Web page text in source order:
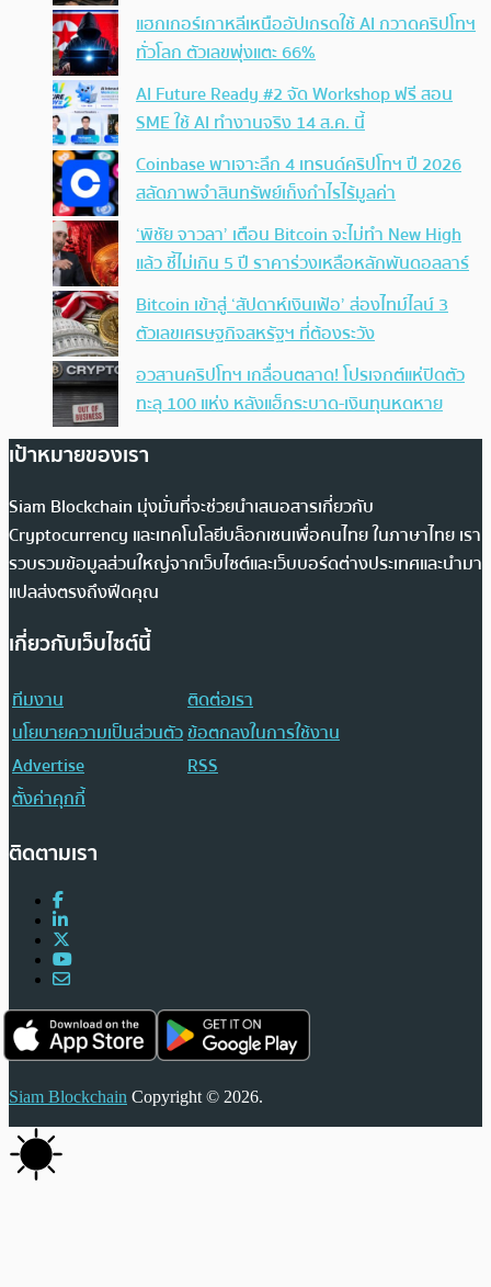
แฮกเกอร์เกาหลีเหนืออัปเกรดใช้ AI กวาดคริปโทฯ
ทั่วโลก ตัวเลขพุ่งแตะ 66%
AI Future Ready #2 จัด Workshop ฟรี สอน
SME ใช้ AI ทำงานจริง 14 ส.ค. นี้
Coinbase พาเจาะลึก 4 เทรนด์คริปโทฯ ปี 2026
สลัดภาพจำสินทรัพย์เก็งกำไรไร้มูลค่า
‘พิชัย จาวลา’ เตือน Bitcoin จะไม่ทำ New High
แล้ว ชี้ไม่เกิน 5 ปี ราคาร่วงเหลือหลักพันดอลลาร์
Bitcoin เข้าสู่ ‘สัปดาห์เงินเฟ้อ’ ส่องไทม์ไลน์ 3
ตัวเลขเศรษฐกิจสหรัฐฯ ที่ต้องระวัง
อวสานคริปโทฯ เกลื่อนตลาด! โปรเจกต์แห่ปิดตัว
ทะลุ 100 แห่ง หลังแฮ็กระบาด-เงินทุนหดหาย
เป้าหมายของเรา
Siam Blockchain มุ่งมั่นที่จะช่วยนำเสนอสารเกี่ยวกับ
Cryptocurrency และเทคโนโลยีบล็อกเชนเพื่อคนไทย ในภาษาไทย เรา
รวบรวมข้อมูลส่วนใหญ่จากเว็บไซต์และเว็บบอร์ดต่างประเทศและนำมา
แปลส่งตรงถึงฟีดคุณ
เกี่ยวกับเว็บไซต์นี้
ทีมงาน
ติดต่อเรา
นโยบายความเป็นส่วนตัวข้อตกลงในการใช้งาน
Advertise
RSS
ตั้งค่าคุกกี้
ติดตามเรา
Siam Blockchain Copyright © 2026.